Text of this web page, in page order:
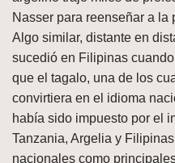
Nasser para reenseñar a
Algo similar, distante en
sucedió en Filipinas
que el tagalo, una de los
convirtiera en el idioma
había sido impuesto por el
Tanzania, Argelia y
nacionales como